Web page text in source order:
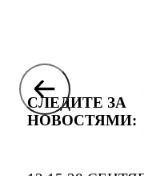
СЛЕДИТЕ ЗА
НОВОСТЯМИ: